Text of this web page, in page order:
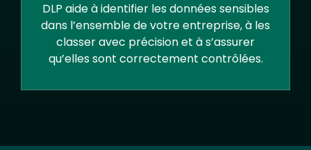
DLP aide à identifier les données sensibles
dans l’ensemble de votre entreprise, à les
classer avec précision et à s’assurer
qu’elles sont correctement contrôlées.